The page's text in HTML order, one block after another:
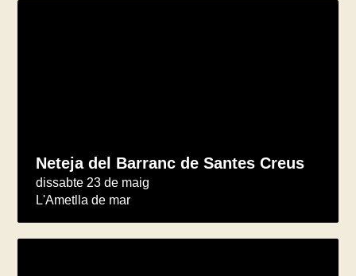
Neteja del Barranc de Santes Creus
dissabte 23 de maig
L'Ametlla de mar